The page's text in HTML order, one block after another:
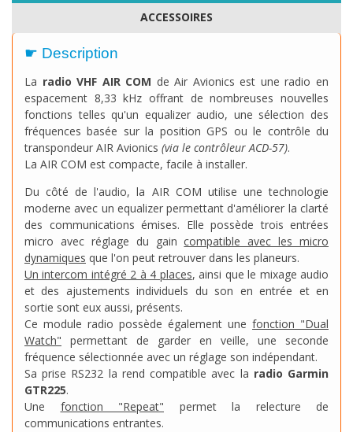
ACCESSOIRES
☛ Description
La radio VHF AIR COM de Air Avionics est une radio en
espacement 8,33 kHz offrant de nombreuses nouvelles
fonctions telles qu'un equalizer audio, une sélection des
fréquences basée sur la position GPS ou le contrôle du
transpondeur AIR Avionics (via le contrôleur ACD-57).
La AIR COM est compacte, facile à installer.
Du côté de l'audio, la AIR COM utilise une technologie
moderne avec un equalizer permettant d'améliorer la clarté
des communications émises. Elle possède trois entrées
micro avec réglage du gaincompatible avec les micro
dynamiques que l'on peut retrouver dans les planeurs.
Un intercom intégré 2 à 4 places, ainsi que le mixage audio
et des ajustements individuels du son en entrée et en
sortie sont eux aussi, présents.
Ce module radio possède également une fonction "Dual
Watch" permettant de garder en veille, une seconde
fréquence sélectionnée avec un réglage son indépendant.
Sa prise RS232 la rend compatible avec la radio Garmin
GTR225.
Une fonction "Repeat" permet la relecture de
communications entrantes.